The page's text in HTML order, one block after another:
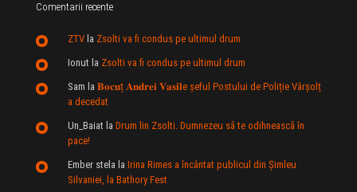
Comentarii recente
ZTV la Zsolti va fi condus pe ultimul drum
Ionut la Zsolti va fi condus pe ultimul drum
Sam la 𝐁𝐨𝐜𝐮ț 𝐀𝐧𝐝𝐫𝐞𝐢 𝐕𝐚𝐬𝐢𝐥e şeful Postului de Poliție Vârșolț
a decedat
Un_Baiat la Drum lin Zsolti. Dumnezeu sã te odihneascã în
pace!
Ember stela la Irina Rimes a încântat publicul din Şimleu
Silvaniei, la Bathory Fest